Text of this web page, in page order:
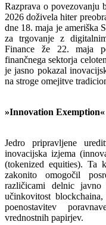
Razprava o povezovanju
2026 doživela hiter
dne 18. maja je ameriška
za trgovanje z
Finance že 22. maja
finančnega sektorja
je jasno pokazal
na stroge omejitve
»Innovation
Jedro pripravljene
inovacijska izjema
(tokenized equities). Ta
zakonito omogočil
različicami delnic
učinkovitost
poenostavitev
vrednostnih papirjev.